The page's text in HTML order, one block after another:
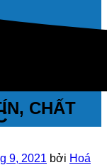
CHẤT
9, 2021 bởi Hoá